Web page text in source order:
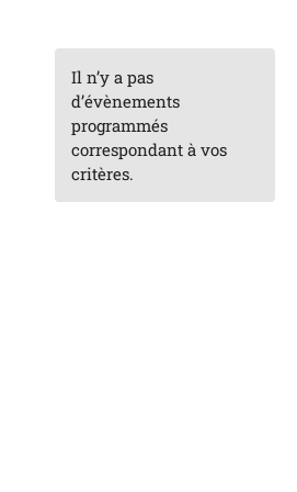
Il n’y a pas
d’évènements
programmés
correspondant à vos
critères.